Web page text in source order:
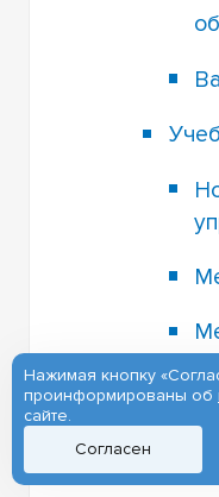
Нажимая кнопку
проинформированы об
сайте.
Согласен